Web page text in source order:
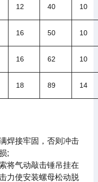
12 40 10
16 50 10
16 62 10
18 89 14
焊接牢固，否则冲击
;
将气动敲击锤吊挂在
力使安装螺母松动脱